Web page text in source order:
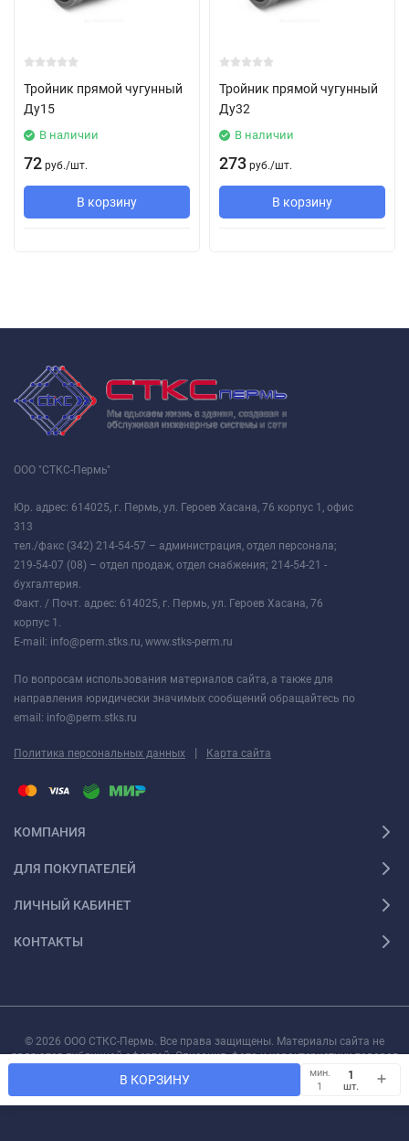
В КОРЗИНУ
мин.
1
шт.
Тройник прямой чугунный
Ду15
В наличии
72 руб./шт.
В корзину
Тройник прямой чугунный
Ду32
В наличии
273 руб./шт.
В корзину
ООО "СТКС-Пермь"
Юр. адрес: 614025, г. Пермь, ул. Героев Хасана, 76 корпус 1, офис
313
тел./факс (342) 214-54-57 – администрация, отдел персонала;
219-54-07 (08) – отдел продаж, отдел снабжения; 214-54-21 -
бухгалтерия.
Факт. / Почт. адрес: 614025, г. Пермь, ул. Героев Хасана, 76
корпус 1.
E-mail: info@perm.stks.ru, www.stks-perm.ru
По вопросам использования материалов сайта, а также для
направления юридически значимых сообщений обращайтесь по
email: info@perm.stks.ru
Политика персональных данных | Карта сайта
КОМПАНИЯ
ДЛЯ ПОКУПАТЕЛЕЙ
ЛИЧНЫЙ КАБИНЕТ
КОНТАКТЫ
© 2026 ООО СТКС-Пермь. Все права защищены. Материалы сайта не
являются публичной офертой. Описания, фото и характеристики товаров
могут быть изменены производителем без предварительного уведомления.